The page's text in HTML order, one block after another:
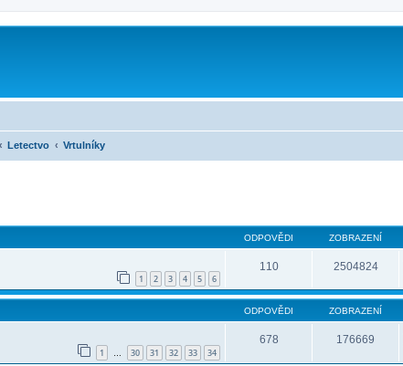
Letectvo Vrtulníky
ODPOVĚDI ZOBRAZENÍ
1 2 3 4 5 6
110 2504824
ODPOVĚDI ZOBRAZENÍ
1 … 30 31 32 33 34
678 176669